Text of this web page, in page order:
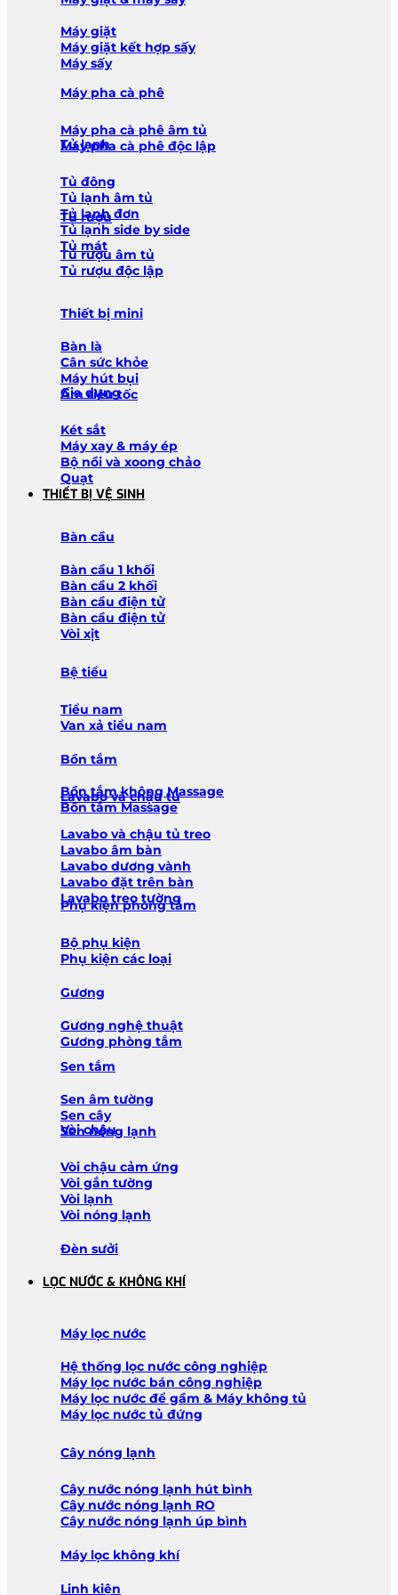
Máy giặt
Máy giặt kết hợp sấy
Máy sấy
Máy pha cà phê
Máy pha cà phê âm tủ
Máy pha cà phê độc lập
Tủ lạnh
Tủ đông
Tủ lạnh âm tủ
Tủ lạnh đơn
Tủ lạnh side by side
Tủ mát
Tủ rượu
Tủ rượu âm tủ
Tủ rượu độc lập
Thiết bị mini
Bàn là
Cân sức khỏe
Máy hút bụi
Ấm siêu tốc
Gia dụng
Két sắt
Máy xay & máy ép
Bộ nồi và xoong chảo
Quạt
THIẾT BỊ VỆ SINH
Bàn cầu
Bàn cầu 1 khối
Bàn cầu 2 khối
Bàn cầu điện tử
Bàn cầu điện tử
Vòi xịt
Bệ tiểu
Tiểu nam
Van xả tiểu nam
Bồn tắm
Bồn tắm không Massage
Bồn tắm Massage
Lavabo và chậu tủ
Lavabo và chậu tủ treo
Lavabo âm bàn
Lavabo dương vành
Lavabo đặt trên bàn
Lavabo treo tường
Phụ kiện phòng tắm
Bộ phụ kiện
Phụ kiện các loại
Gương
Gương nghệ thuật
Gương phòng tắm
Sen tắm
Sen âm tường
Sen cây
Sen nóng lạnh
Vòi chậu
Vòi chậu cảm ứng
Vòi gắn tường
Vòi lạnh
Vòi nóng lạnh
Đèn sưởi
LỌC NƯỚC & KHÔNG KHÍ
Máy lọc nước
Hệ thống lọc nước công nghiệp
Máy lọc nước bán công nghiệp
Máy lọc nước để gầm & Máy không tủ
Máy lọc nước tủ đứng
Cây nóng lạnh
Cây nước nóng lạnh hút bình
Cây nước nóng lạnh RO
Cây nước nóng lạnh úp bình
Máy lọc không khí
Linh kiện